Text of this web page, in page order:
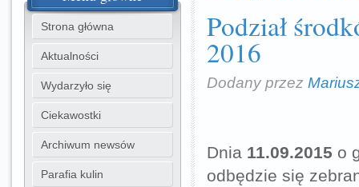
Podział
2016
Dodany przez
Dnia 11.09.2015 o
odbędzie się
Strona główna
Aktualności
Wydarzyło się
Ciekawostki
Archiwum newsów
Parafia kulin